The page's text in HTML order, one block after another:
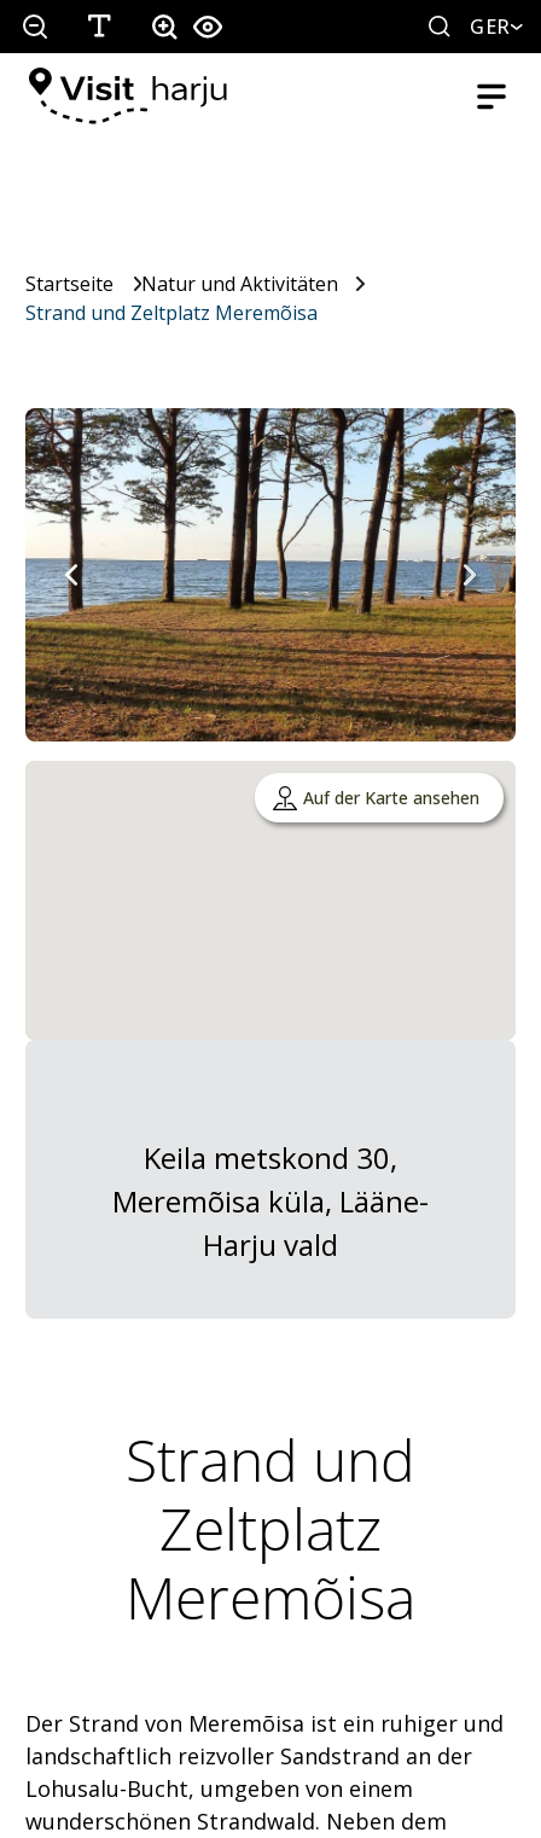
GER
Startseite
Natur und Aktivitäten
Strand und Zeltplatz Meremõisa
Auf der Karte ansehen
Keila metskond 30,
Meremõisa küla, Lääne-
Harju vald
Strand und
Zeltplatz
Meremõisa
Der Strand von Meremõisa ist ein ruhiger und
landschaftlich reizvoller Sandstrand an der
Lohusalu-Bucht, umgeben von einem
wunderschönen Strandwald. Neben dem